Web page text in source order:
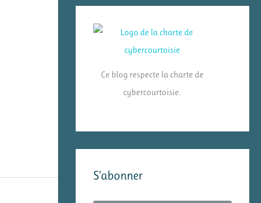
Ce blog respecte la charte de
cybercourtoisie.
S’abonner